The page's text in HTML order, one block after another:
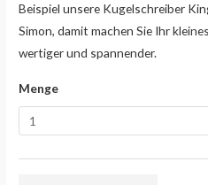
Beispiel unsere Kugelschreiber
Simon, damit machen Sie Ihr
wertiger und spannender.
Menge